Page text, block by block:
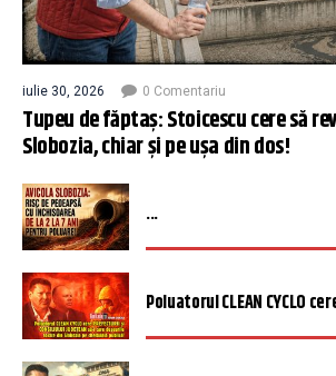
iulie 30, 2026 0 Comentariu
Tupeu de făptaș: Stoicescu cere să
Slobozia, chiar și pe ușa din dos!
...
Poluatorul CLEAN CYCLO